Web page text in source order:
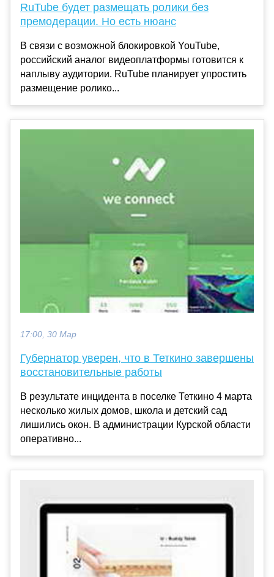
RuTube будет размещать ролики без
премодерации. Но есть нюанс
В связи с возможной блокировкой YouTube,
российский аналог видеоплатформы готовится к
наплыву аудитории. RuTube планирует упростить
размещение ролико...
17:00, 30 Мар
Губернатор уверен, что в Теткино завершены
восстановительные работы
В результате инцидента в поселке Теткино 4 марта
несколько жилых домов, школа и детский сад
лишились окон. В администрации Курской области
оперативно...